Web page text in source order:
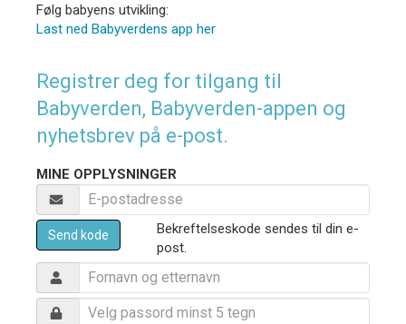
Følg babyens utvikling:
Last ned Babyverdens app her
Registrer deg for tilgang til
Babyverden, Babyverden-appen og
nyhetsbrev på e-post.
MINE OPPLYSNINGER
Send kode
Bekreftelseskode sendes til din e-
post.